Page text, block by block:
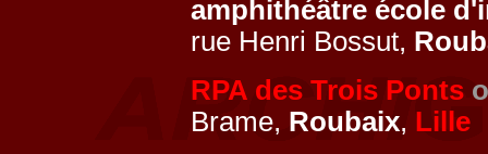
amphithéâtre école
rue Henri Bossut,
RPA des Trois Ponts
Brame, Roubaix, Lille